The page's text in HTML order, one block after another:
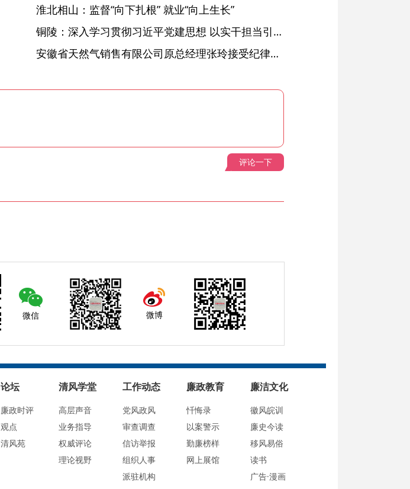
淮北相山：监督“向下扎根” 就业“向上生长”
铜陵：深入学习贯彻习近平党建思想 以实干担当引领纪检监察工作高质量发展
安徽省天然气销售有限公司原总经理张玲接受纪律审查和监察调查
评论一下
微信 微博
论坛
廉政时评
观点
清风苑
清风学堂
高层声音
业务指导
权威评论
理论视野
工作动态
党风政风
审查调查
信访举报
组织人事
派驻机构
廉政教育
忏悔录
以案警示
勤廉榜样
网上展馆
廉洁文化
徽风皖训
廉史今读
移风易俗
读书
广告·漫画